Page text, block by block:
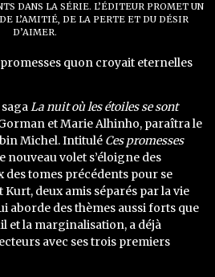
DANS LA SÉRIE. L’ÉDITEUR PROMET UN
L’AMITIÉ, DE LA PERTE ET DU DÉSIR
D’AIMER.
sagaLa nuit où les étoiles se sont
et Marie Alhinho, paraîtra le
Michel. Intitulé Ces promesses
nouveau volet s’éloigne des
tomes précédents pour se
deux amis séparés par la vie
aborde des thèmes aussi forts que
et la marginalisation, a déjà
avec ses trois premiers